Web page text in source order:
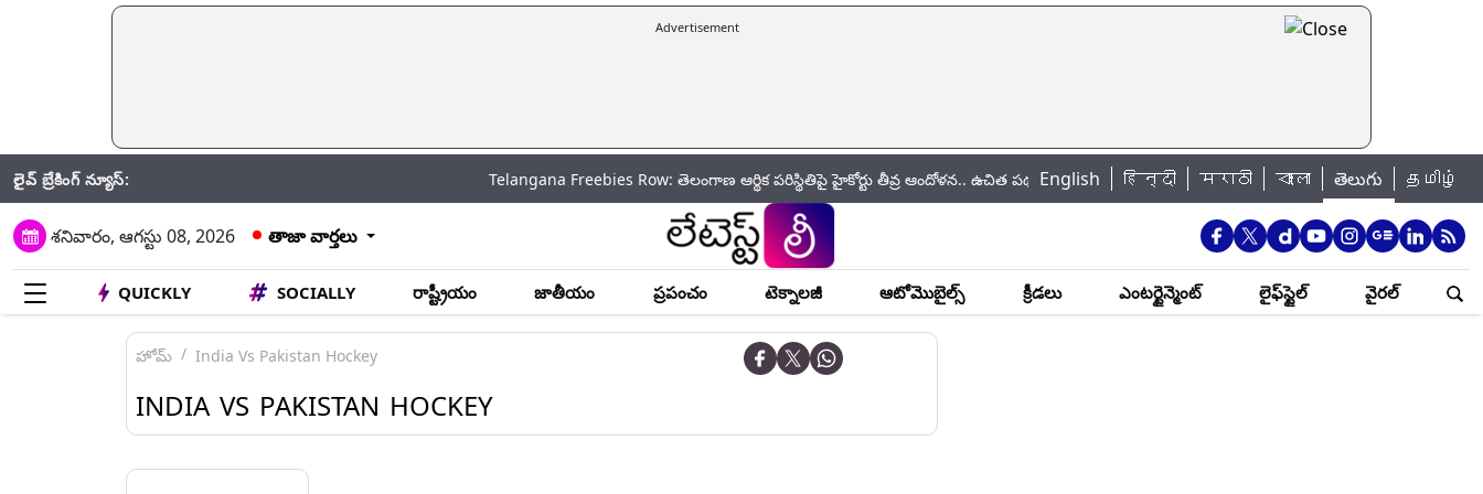
Advertisement
లైవ్ బ్రేకింగ్ న్యూస్: Telangana Freebies Row: తెలంగాణ ఆర్థిక పరిస్థితిపై హైకోర్టు తీవ్ర ఆందోళన.. ఉచిత పథకాలతో తీవ్ర ప్రమాదకర పరిస్థితులు.. ఇలాగే కొనసాగితే దివాళా తీయడం తప్పదని కీలక
English हिन्दी मराठी বাংলা తెలుగు தமிழ்
శనివారం, ఆగస్టు 08, 2026 తాజా వార్తలు
QUICKLY SOCIALLY రాష్ట్రీయం జాతీయం ప్రపంచం టెక్నాలజీ ఆటోమొబైల్స్ క్రీడలు ఎంటర్టైన్మెంట్ లైఫ్‌స్టైల్ వైరల్
హోమ్ India Vs Pakistan Hockey
INDIA VS PAKISTAN HOCKEY